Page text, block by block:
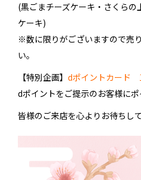
(黒ごまチーズケーキ・さくら
ケーキ)
※数に限りがございますので売
い。
【特別企画】 dポイントカード
dポイントをご提示のお客様にポ
皆様のご来店を心よりお待ちし